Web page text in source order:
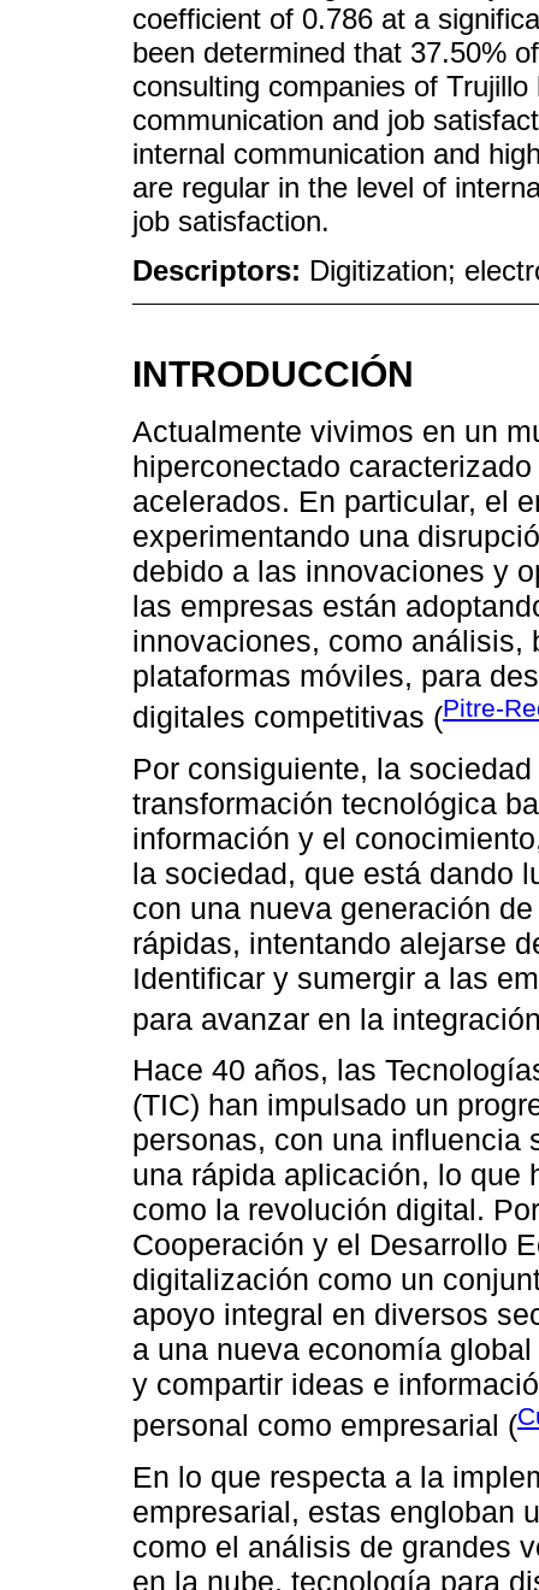
coefficient of 0.786 at a
been determined that 37.50%
consulting companies of
communication and job
internal communication and
are regular in the level of
job satisfaction.
Descriptors: Digitization;
INTRODUCCIÓN
Actualmente vivimos en un
hiperconectado
acelerados. En particular, el
experimentando una
debido a las innovaciones y
las empresas están
innovaciones, como análisis,
plataformas móviles, para
digitales competitivas (Pitre-
Por consiguiente, la
transformación tecnológica
información y el
la sociedad, que está dando
con una nueva generación
rápidas, intentando alejarse
Identificar y sumergir a las
para avanzar en la
Hace 40 años, las
(TIC) han impulsado un
personas, con una influencia
una rápida aplicación, lo que
como la revolución digital.
Cooperación y el Desarrollo
digitalización como un
apoyo integral en diversos
a una nueva economía
y compartir ideas e
personal como empresarial (
En lo que respecta a la
empresarial, estas engloban
como el análisis de grandes
en la nube, tecnología para